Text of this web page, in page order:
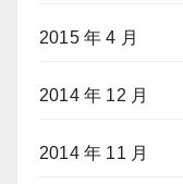
2015 年 4 月
2014 年 12 月
2014 年 11 月